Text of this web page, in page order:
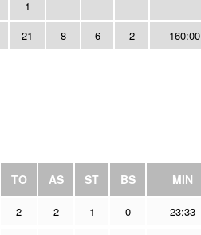
1
21 8 6 2 160:00
TO AS ST BS MIN
2 2 1 0 23:33